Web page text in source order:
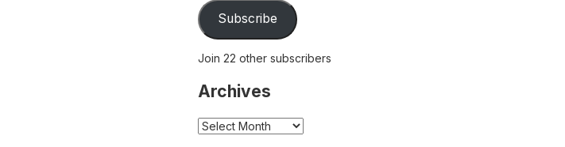
Subscribe
Join 22 other subscribers
Archives
Archives